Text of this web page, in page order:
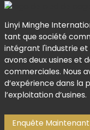
Linyi Minghe
tant que société
intégrant l'industrie et
avons deux usines et
commerciales. Nous
d’expérience dans la
l’exploitation d’usines.
Enquête Maintenant